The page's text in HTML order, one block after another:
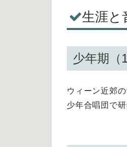
生涯と
少年期（
ウィーン近郊
少年合唱団で